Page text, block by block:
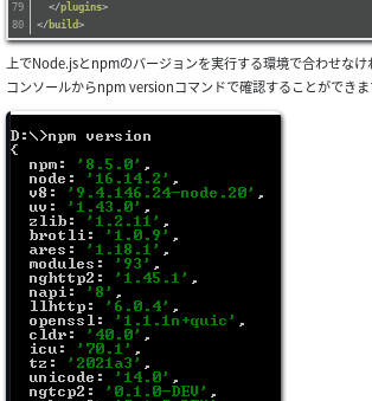
</plugins>
</ build>
上でNode.jsとnpmのバージョンを実行する環境で合わせなけ
コンソールからnpm versionコマンドで確認することができま